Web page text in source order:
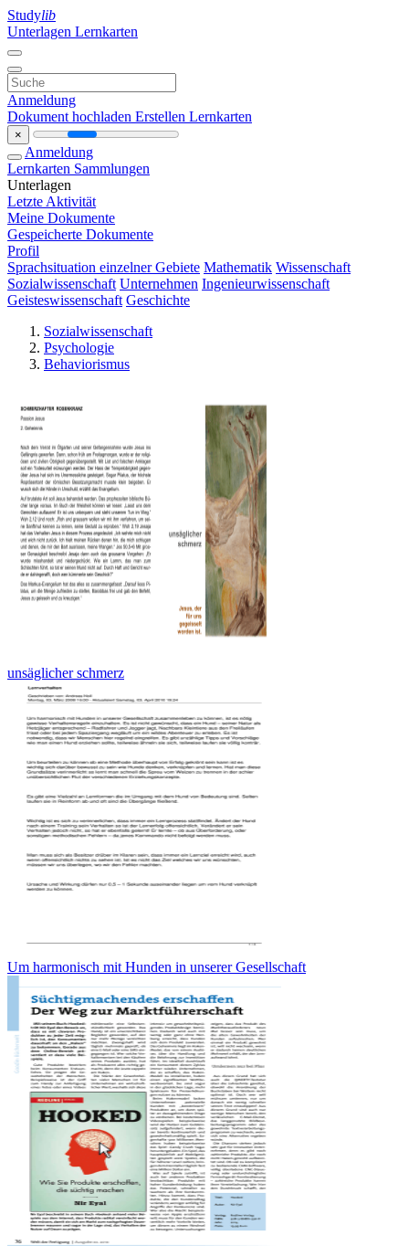
Studylib
Unterlagen Lernkarten
Anmeldung
Dokument hochladen Erstellen Lernkarten
×
Anmeldung
Lernkarten Sammlungen
Unterlagen
Letzte Aktivität
Meine Dokumente
Gespeicherte Dokumente
Profil
Sprachsituation einzelner Gebiete Mathematik Wissenschaft
Sozialwissenschaft Unternehmen Ingenieurwissenschaft
Geisteswissenschaft Geschichte
Sozialwissenschaft
Psychologie
Behaviorismus
unsäglicher schmerz
Um harmonisch mit Hunden in unserer Gesellschaft